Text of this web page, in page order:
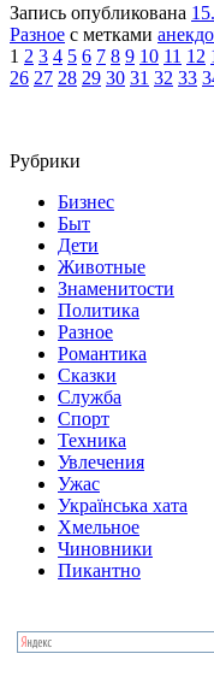
Запись опубликована
Разное с метками
1 2 3 4 5 6 7 8 9 10 11 12
26 27 28 29 30 31 32 33
Рубрики
Бизнес
Быт
Дети
Животные
Знаменитости
Политика
Разное
Романтика
Сказки
Служба
Спорт
Техника
Увлечения
Ужас
Українська хата
Хмельное
Чиновники
Пикантно